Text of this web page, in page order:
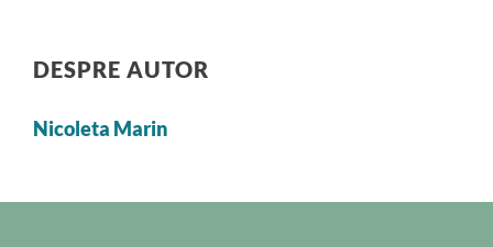
DESPRE AUTOR
Nicoleta Marin